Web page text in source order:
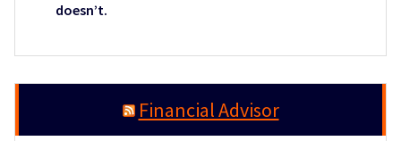
doesn’t.
Financial Advisor